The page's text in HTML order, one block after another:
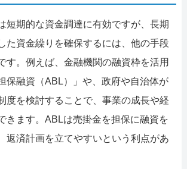
短期的な資金調達に有効ですが、長期
た資金繰りを確保するには、他の手段
す。例えば、金融機関の融資枠を活用
保融資（ABL）」や、政府や自治体が
度を検討することで、事業の成長や経
きます。ABLは売掛金を担保に融資を
返済計画を立てやすいという利点があ